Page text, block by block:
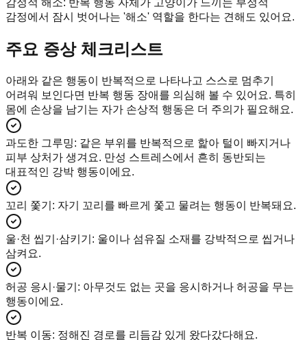
감정적 해소: 반복 행동 자체가 고양이가 느끼는 부정적
감정에서 잠시 벗어나는 '해소' 역할을 한다는 견해도 있어요.
주요 증상 체크리스트
아래와 같은 행동이 반복적으로 나타나고 스스로 멈추기
어려워 보인다면 반복 행동 장애를 의심해 볼 수 있어요. 특히
몸에 손상을 남기는 자가 손상적 행동은 더 주의가 필요해요.
과도한 그루밍: 같은 부위를 반복적으로 핥아 털이 빠지거나
피부 상처가 생겨요. 만성 스트레스에서 흔히 동반되는
대표적인 강박 행동이에요.
꼬리 쫓기 : 자기 꼬리를 빠르게 쫓고 물려는 행동이 반복돼요.
울·천 씹기·삼키기 : 울이나 섬유질 소재를 강박적으로 씹거나
삼켜요.
허공 응시·물기 : 아무것도 없는 곳을 응시하거나 허공을 무는
행동이에요.
반복 이동: 정해진 경로를 리듬감 있게 왔다갔다해요.